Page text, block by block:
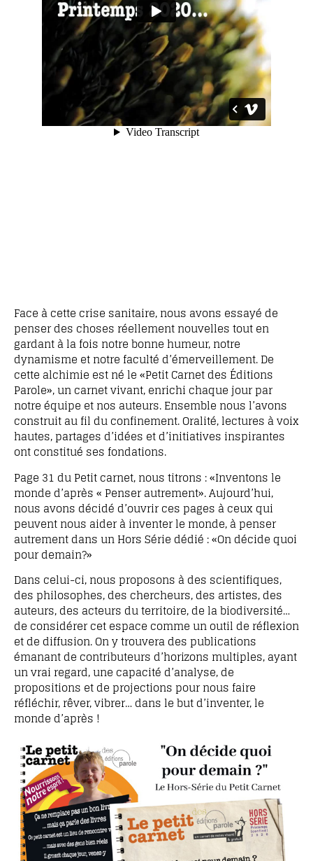
Face à cette crise sanitaire, nous avons essayé de
penser des choses réellement nouvelles tout en
gardant à la fois notre bonne humeur, notre
dynamisme et notre faculté d’émerveillement. De
cette alchimie est né le «Petit Carnet des Éditions
Parole», un carnet vivant, enrichi chaque jour par
notre équipe et nos auteurs. Ensemble nous l’avons
construit au fil du confinement. Oralité, lectures à voix
hautes, partages d’idées et d’initiatives inspirantes
ont constitué ses fondations.
Page 31 du Petit carnet, nous titrons : «Inventons le
monde d’après « Penser autrement». Aujourd’hui,
nous avons décidé d’ouvrir ces pages à ceux qui
peuvent nous aider à inventer le monde, à penser
autrement dans un Hors Série dédié : «On décide quoi
pour demain?»
Dans celui-ci, nous proposons à des scientifiques,
des philosophes, des chercheurs, des artistes, des
auteurs, des acteurs du territoire, de la biodiversité…
de considérer cet espace comme un outil de réflexion
et de diffusion. On y trouvera des publications
émanant de contributeurs d’horizons multiples, ayant
un vrai regard, une capacité d’analyse, de
propositions et de projections pour nous faire
réfléchir, rêver, vibrer… dans le but d’inventer, le
monde d’après !